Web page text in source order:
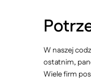
W naszej
ostatnim,
Wiele firm